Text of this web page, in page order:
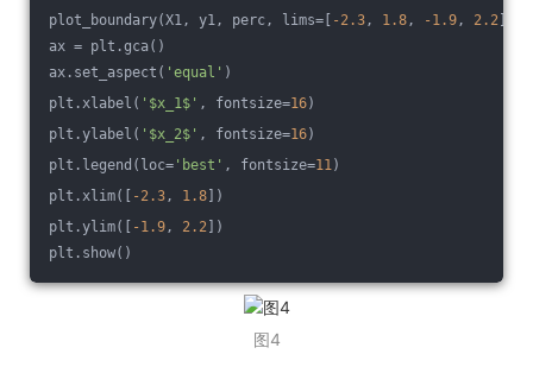
plot_boundary(X1, y1, perc, lims=[
-2.3, 1.8, -1.9, 2.2
ax = plt.gca()
ax.set_aspect( 'equal' )
plt.xlabel( '$x_1$' , fontsize=16)
plt.ylabel( '$x_2$' , fontsize=16)
plt.legend(loc= 'best' , fontsize=11)
plt.xlim([
-2.3, 1.8 ])
plt.ylim([
-1.9, 2.2 ])
plt.show()
图4